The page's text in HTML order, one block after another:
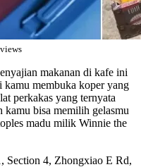
makanan di kafe ini
kamu membuka koper yang
perkakas yang ternyata
bisa memilih gelasmu
madu milik Winnie the
Section 4, Zhongxiao E Rd,